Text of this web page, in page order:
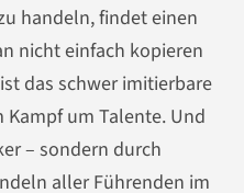
handeln, findet einen
nicht einfach kopieren
das schwer imitierbare
um Talente. Und
– sondern durch
aller Führenden im